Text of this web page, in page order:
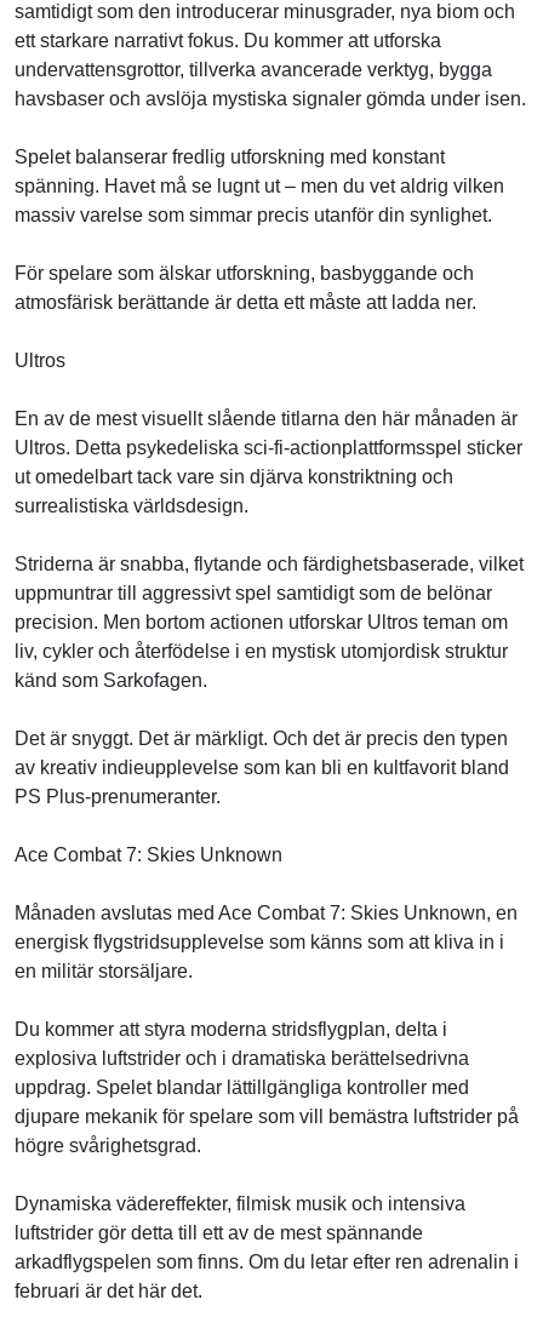
samtidigt som den introducerar minusgrader, nya biom och
ett starkare narrativt fokus. Du kommer att utforska
undervattensgrottor, tillverka avancerade verktyg, bygga
havsbaser och avslöja mystiska signaler gömda under isen.
Spelet balanserar fredlig utforskning med konstant
spänning. Havet må se lugnt ut – men du vet aldrig vilken
massiv varelse som simmar precis utanför din synlighet.
För spelare som älskar utforskning, basbyggande och
atmosfärisk berättande är detta ett måste att ladda ner.
Ultros
En av de mest visuellt slående titlarna den här månaden är
Ultros. Detta psykedeliska sci-fi-actionplattformsspel sticker
ut omedelbart tack vare sin djärva konstriktning och
surrealistiska världsdesign.
Striderna är snabba, flytande och färdighetsbaserade, vilket
uppmuntrar till aggressivt spel samtidigt som de belönar
precision. Men bortom actionen utforskar Ultros teman om
liv, cykler och återfödelse i en mystisk utomjordisk struktur
känd som Sarkofagen.
Det är snyggt. Det är märkligt. Och det är precis den typen
av kreativ indieupplevelse som kan bli en kultfavorit bland
PS Plus-prenumeranter.
Ace Combat 7: Skies Unknown
Månaden avslutas med Ace Combat 7: Skies Unknown, en
energisk flygstridsupplevelse som känns som att kliva in i
en militär storsäljare.
Du kommer att styra moderna stridsflygplan, delta i
explosiva luftstrider och i dramatiska berättelsedrivna
uppdrag. Spelet blandar lättillgängliga kontroller med
djupare mekanik för spelare som vill bemästra luftstrider på
högre svårighetsgrad.
Dynamiska vädereffekter, filmisk musik och intensiva
luftstrider gör detta till ett av de mest spännande
arkadflygspelen som finns. Om du letar efter ren adrenalin i
februari är det här det.